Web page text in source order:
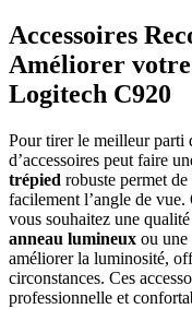
Accessoires
Améliorer
Logitech C920
Pour tirer le meilleur parti
d’accessoires peut faire
trépied robuste permet
facilement l’angle de vue.
vous souhaitez une
anneau lumineux ou une
améliorer la luminosité,
circonstances. Ces
professionnelle et